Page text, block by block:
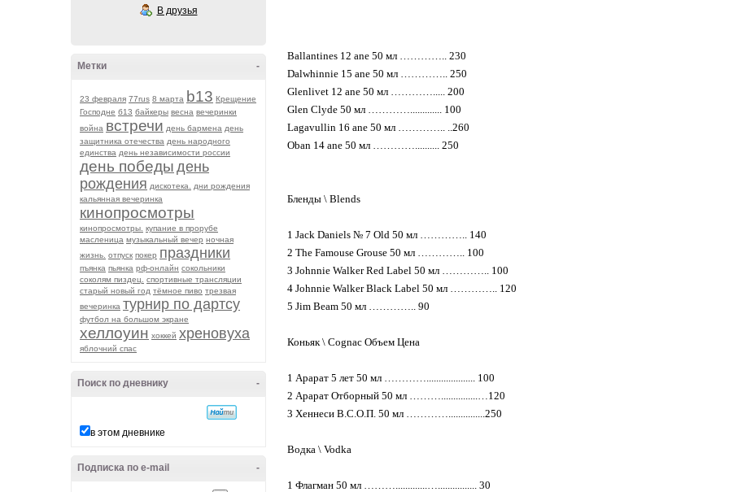
В друзья
-
Метки
23 февраля 77rus 8 марта b13 Крещение
Господне б13 байкеры весна вечеринки
война встречи день бармена день
защитника отечества день народного
единства день независимости россии
день победы день
рождения дискотека.
дни рождения
кальянная вечеринка
кинопросмотры
кинопросмотры. купание в прорубе
масленица музыкальный вечер ночная
жизнь. отпуск покер праздники
пъянка пьянка рф-онлайн сокольники
соколям пиздец.
спортивные трансляции
старый новый год тёмное пиво трезвая
вечеринка турнир по дартсу
футбол на большом экране
хеллоуин хоккей хреновуха
яблочний спас
-
Поиск по дневнику
в этом дневнике
-
Подписка по e-mail
Ballantines 12 ane 50 мл ………….. 230
Dalwhinnie 15 ane 50 мл ………….. 250
Glenlivet 12 ane 50 мл …………..... 200
Glen Clyde 50 мл …………............. 100
Lagavullin 16 ane 50 мл ………….. ..260
Oban 14 ane 50 мл ………….......... 250
Бленды \ Blends
1 Jack Daniels № 7 Old 50 мл ………….. 140
2 The Famouse Grouse 50 мл ………….. 100
3 Johnnie Walker Red Label 50 мл ………….. 100
4 Johnnie Walker Black Label 50 мл ………….. 120
5 Jim Beam 50 мл ………….. 90
Коньяк \ Cognac Объем Цена
1 Арарат 5 лет 50 мл ………….................... 100
2 Арарат Отборный 50 мл ………...............…120
3 Хеннеси В.С.О.П. 50 мл …………...............250
Водка \ Vodka
1 Флагман 50 мл ……….............…................ 30